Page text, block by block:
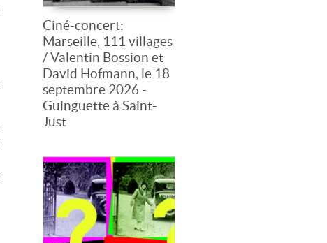
Ciné-concert:
Marseille, 111 villages
/ Valentin Bossion et
David Hofmann, le 18
septembre 2026 -
Guinguette à Saint-
Just